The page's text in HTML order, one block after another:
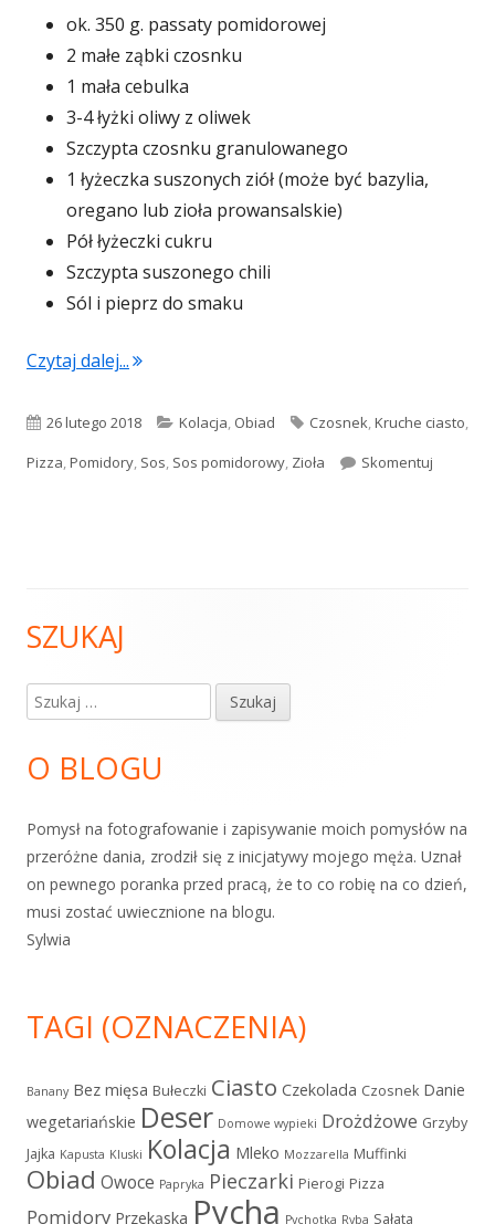
ok. 350 g. passaty pomidorowej
2 małe ząbki czosnku
1 mała cebulka
3-4 łyżki oliwy z oliwek
Szczypta czosnku granulowanego
1 łyżeczka suszonych ziół (może być bazylia,
oregano lub zioła prowansalskie)
Pół łyżeczki cukru
Szczypta suszonego chili
Sól i pieprz do smaku
Czytaj dalej..."Sos pomidorowy (do pizzy lub spaghetti)"
Opublikowano
26 lutego 2018 Kategorie
Kolacja, Obiad Tagi
Czosnek,Kruche ciasto,
Pizza,Pomidory, Sos, Sos pomidorowy, Zioła Skomentuj
Główny
panel
SZUKAJ
Szukaj:
O BLOGU
Pomysł na fotografowanie i zapisywanie moich pomysłów na
przeróżne dania, zrodził się z inicjatywy mojego męża. Uznał
on pewnego poranka przed pracą, że to co robię na co dzień,
musi zostać uwiecznione na blogu.
Sylwia
TAGI (OZNACZENIA)
Banany Bez mięsa Bułeczki Ciasto Czekolada Czosnek Danie
wegetariańskie Deser Domowe wypieki Drożdżowe Grzyby
Jajka Kapusta Kluski Kolacja Mleko Mozzarella Muffinki
Obiad Owoce Papryka Pieczarki Pierogi Pizza
Pomidory Przekąska Pycha Pychotka Ryba Sałata